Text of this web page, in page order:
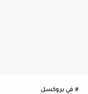
في بروكسل